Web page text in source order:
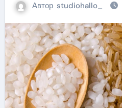
Автор studiohallo_